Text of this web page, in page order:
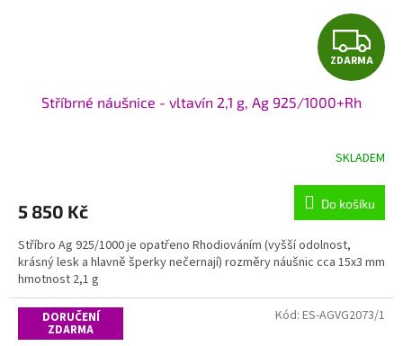
Z
D
R
M
A
ZDARMA
Stříbrné náušnice - vltavín 2,1 g, Ag 925/1000+Rh
SKLADEM
5 850 Kč Do košíku
Stříbro Ag 925/1000 je opatřeno Rhodiováním (vyšší odolnost,
krásný lesk a hlavně šperky nečernají) rozměry náušnic cca 15x3 mm
hmotnost 2,1 g
DORUČENÍ
ZDARMA
Kód: ES-AGVG2073/1